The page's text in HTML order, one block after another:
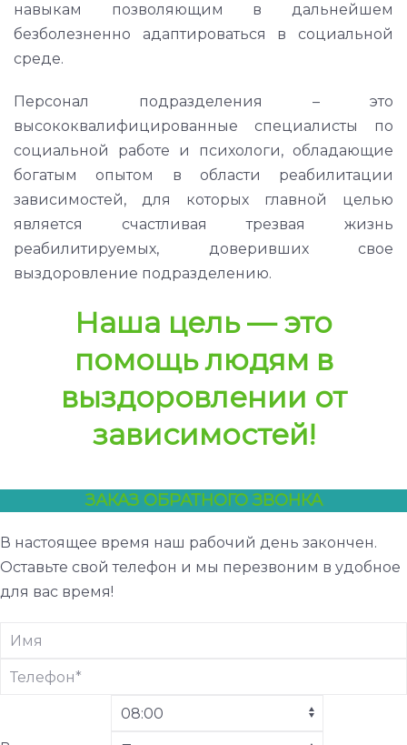
навыкам позволяющим в дальнейшем
безболезненно адаптироваться в социальной
среде.
Персонал подразделения – это
высококвалифицированные специалисты по
социальной работе и психологи, обладающие
богатым опытом в области реабилитации
зависимостей, для которых главной целью
является счастливая трезвая жизнь
реабилитируемых, доверивших свое
выздоровление подразделению.
Наша цель — это
помощь людям в
выздоровлении от
зависимостей!
ЗАКАЗ ОБРАТНОГО ЗВОНКА
В настоящее время наш рабочий день закончен.
Оставьте свой телефон и мы перезвоним в удобное
для вас время!